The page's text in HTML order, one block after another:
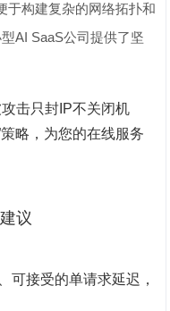
于构建复杂的网络拓扑和
AI SaaS公司提供了坚
击只封IP不关闭机
略，为您的在线服务
议
可接受的单请求延迟，